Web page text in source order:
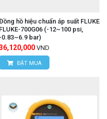
hồ hiệu chuẩn áp suất FLUKE
FLUKE-700G06 (-12~100 psi,
-0.83~6.9 bar)
VND
ĐẶT MUA